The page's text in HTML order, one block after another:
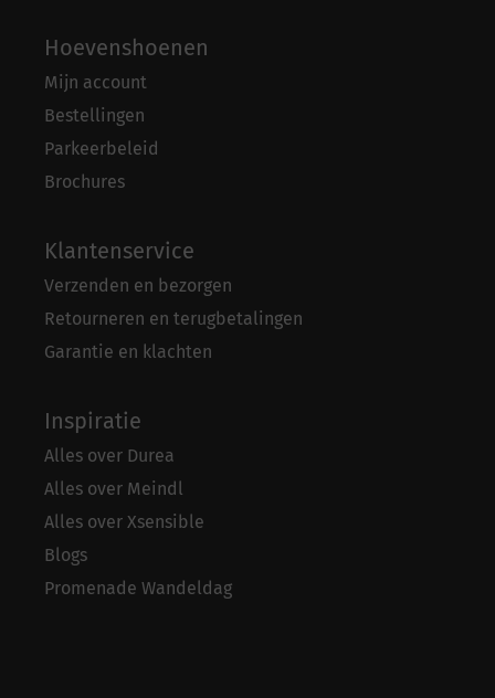
Hoevenshoenen
Mijn account
Bestellingen
Parkeerbeleid
Brochures
Klantenservice
Verzenden en bezorgen
Retourneren en terugbetalingen
Garantie en klachten
Inspiratie
Alles over Durea
Alles over Meindl
Alles over Xsensible
Blogs
Promenade Wandeldag